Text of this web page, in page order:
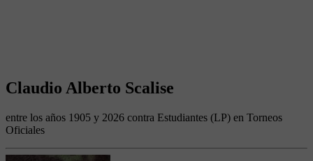
Claudio Alberto Scalise
entre los años 1905 y 2026 contra Estudiantes (LP) en Torneos
Oficiales